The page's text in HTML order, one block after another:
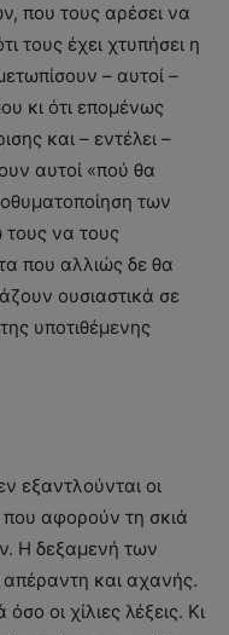
που τους αρέσει να
τους έχει χτυπήσει η
– αυτοί –
κι ότι επομένως
και – εντέλει –
αυτοί «πού θα
των
τους να τους
που αλλιώς δε θα
ουσιαστικά σε
υποτιθέμενης
εξαντλούνται οι
που αφορούν τη σκιά
Η δεξαμενή των
απέραντη και αχανής.
οι χίλιες λέξεις. Κι